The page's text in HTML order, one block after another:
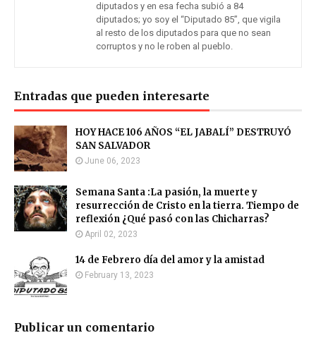
diputados y en esa fecha subió a 84
diputados; yo soy el “Diputado 85”, que vigila
al resto de los diputados para que no sean
corruptos y no le roben al pueblo.
Entradas que pueden interesarte
HOY HACE 106 AÑOS “EL JABALÍ” DESTRUYÓ
SAN SALVADOR
June 06, 2023
Semana Santa :La pasión, la muerte y
resurrección de Cristo en la tierra. Tiempo de
reflexión ¿Qué pasó con las Chicharras?
April 02, 2023
14 de Febrero día del amor y la amistad
February 13, 2023
Publicar un comentario